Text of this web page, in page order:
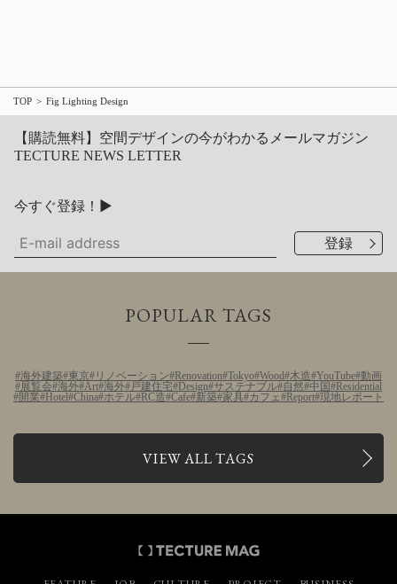
TOP Fig Lighting Design
【購読無料】空間デザインの今がわかるメールマガジン
TECTURE NEWS LETTER
今すぐ登録！▶
POPULAR TAGS
海外建築 東京 リノベーション Renovation Tokyo Wood 木造 YouTube 動画
展覧会 海外 Art 海外 戸建住宅 Design サステナブル 自然 中国
Residential
開業
Hotel China ホテル RC造 Cafe 新築 家具 カフェ Report 現地レポート
VIEW ALL TAGS